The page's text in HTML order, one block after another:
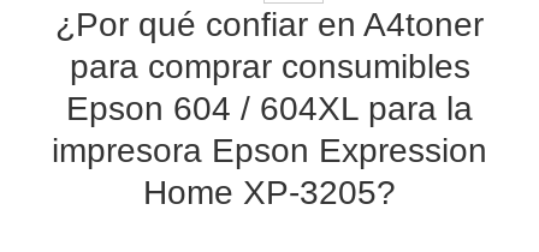
¿Por qué confiar en A4toner
para comprar consumibles
Epson 604 / 604XL para la
impresora Epson Expression
Home XP-3205?